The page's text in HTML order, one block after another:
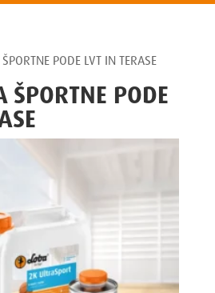
PODE LVT IN TERASE
ŠPORTNE PODE